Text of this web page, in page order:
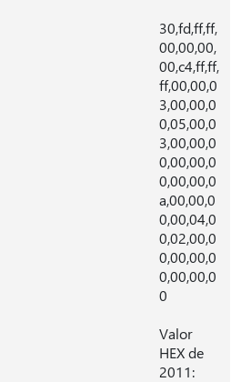
30,fd,ff,ff,
00,00,00,
00,c4,ff,ff,
ff,00,00,0
3,00,00,0
0,05,00,0
3,00,00,0
0,00,00,0
0,00,00,0
a,00,00,0
0,00,04,0
0,02,00,0
0,00,00,0
0,00,00,0
0
Valor
HEX de
2011: